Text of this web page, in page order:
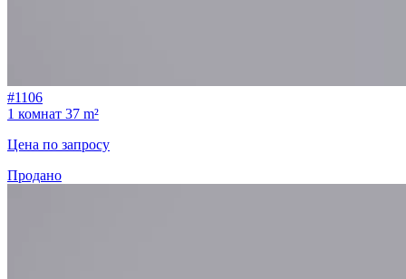
#1106
1 комнат 37 m²
Цена по запросу
Продано